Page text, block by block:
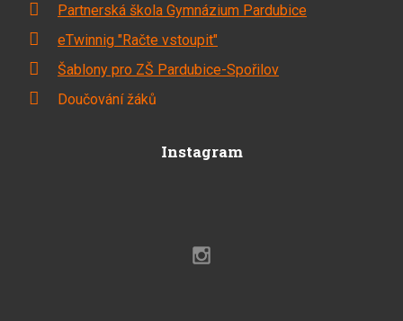
Partnerská škola Gymnázium Pardubice
eTwinnig "Račte vstoupit"
Šablony pro ZŠ Pardubice-Spořilov
Doučování žáků
Instagram